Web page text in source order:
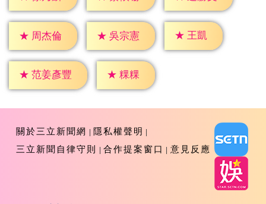
★ 周杰倫 ★ 吳宗憲 ★ 王凱
★ 范姜彥豐 ★ 粿粿
關於三立新聞網
隱私權聲明
三立新聞自律守則
合作提案窗口 意見反應